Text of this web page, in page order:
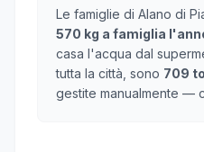
Le famiglie di Alano di
570 kg a famiglia
casa l'acqua dal
tutta la città, sono 709
gestite manualmente —